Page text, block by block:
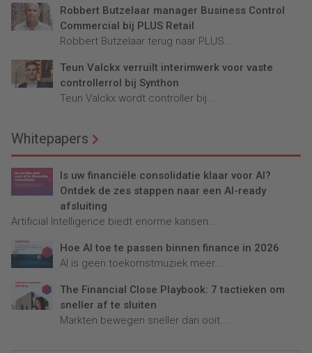
Robbert Butzelaar manager Business Control
Commercial bij PLUS Retail
Robbert Butzelaar terug naar PLUS...
Teun Valckx verruilt interimwerk voor vaste
controllerrol bij Synthon
Teun Valckx wordt controller bij...
Whitepapers
Is uw financiële consolidatie klaar voor AI?
Ontdek de zes stappen naar een AI-ready
afsluiting
Artificial Intelligence biedt enorme kansen...
Hoe AI toe te passen binnen finance in 2026
AI is geen toekomstmuziek meer...
The Financial Close Playbook: 7 tactieken om
sneller af te sluiten
Markten bewegen sneller dan ooit....